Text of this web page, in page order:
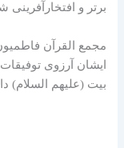
برتر و افتخارآفرینی
مجمع القرآن
ایشان آرزوی
بیت (علیهم السلام)